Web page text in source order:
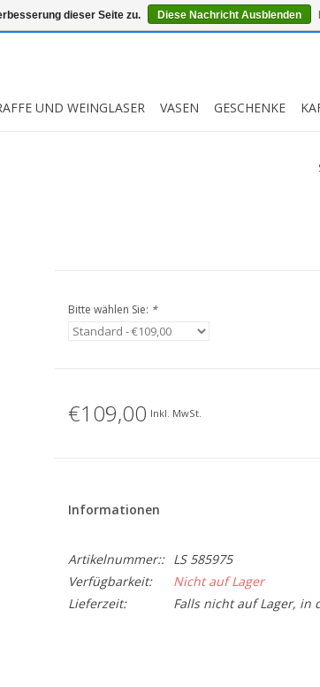
UND WEINGLASER VASEN GESCHENKE
Bitte wählen Sie: *
€109,00 Inkl. MwSt.
Informationen
Artikelnummer::
LS 585975
Verfügbarkeit:
Nicht auf Lager
Lieferzeit:
Falls nicht auf Lager, in
dieser Seite zu. Diese Nachricht Ausblenden